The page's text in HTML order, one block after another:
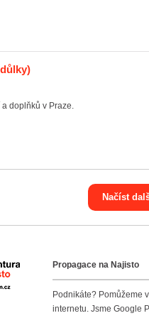
doplňků v Praze.
Načíst
Agentura NajistoPropagace na Najisto
Podnikáte? Pomůžeme
internetu. Jsme Google